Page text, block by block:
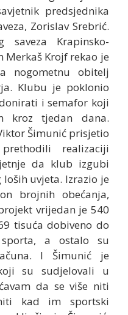
predsjednika
Zorislav Srebrić.
saveza Krapinsko-
Merkaš Krojf rekao je
nogometnu obitelj
Klubu je poklonio
i semafor koji
kroz tjedan dana.
Šimunić prisjetio
realizaciji
da klub izgubi
uvjeta. Izrazio je
brojnih obećanja,
vrijedan je 540
tisuća dobiveno do
a ostalo su
I Šimunić je
su sudjelovali u
da se više niti
kad im sportski